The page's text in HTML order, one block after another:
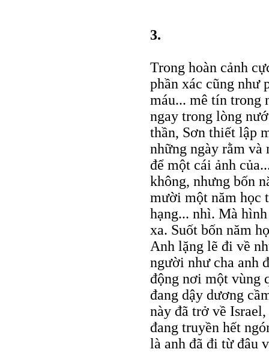
3.
Trong hoàn cảnh
phần xác cũng như
máu... mê tín trong
ngay trong lòng
thần, Sơn thiết lập
những ngày rằm và
để một cái ảnh
không, nhưng bốn
mười một năm học
hạng... nhì. Mà
xa. Suốt bốn năm
Anh lặng lẽ đi về
người như cha anh
động nơi một vùng
đang dậy dương
này đã trở về
đang truyền hết
là anh đã đi từ đâu